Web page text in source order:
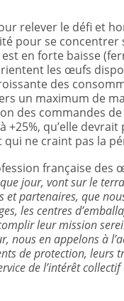
relever le défi et
pour se
en forte baisse
les œufs
des
un maximum de
des commandes
+25%, qu’elle
ne craint pas la
française des
jour, vont sur le
et partenaires, que
les centres
leur mission
nous en appelons à
de protection, leurs
de l’intérêt